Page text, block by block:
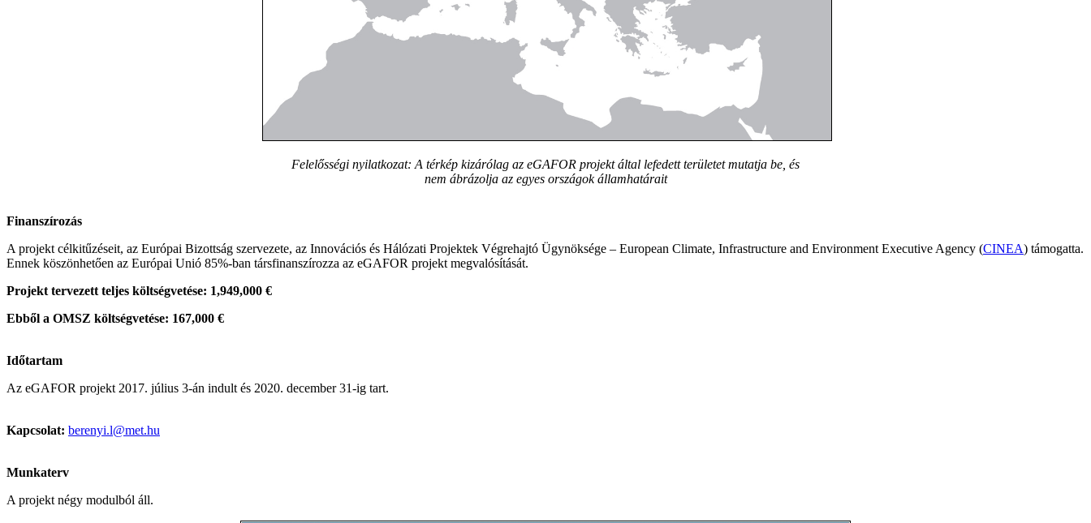
Felelősségi nyilatkozat: A térkép kizárólag az eGAFOR projekt által lefedett területet mutatja be, és
nem ábrázolja az egyes országok államhatárait
Finanszírozás
A projekt célkitűzéseit, az Európai Bizottság szervezete, az Innovációs és Hálózati Projektek Végrehajtó Ügynöksége – European Climate, Infrastructure and Environment Executive Agency (CINEA) támogatta.
Ennek köszönhetően az Európai Unió 85%-ban társfinanszírozza az eGAFOR projekt megvalósítását.
Projekt tervezett teljes költségvetése: 1,949,000 €
Ebből a OMSZ költségvetése: 167,000 €
Időtartam
Az eGAFOR projekt 2017. július 3-án indult és 2020. december 31-ig tart.
Kapcsolat: berenyi.l@met.hu
Munkaterv
A projekt négy modulból áll.